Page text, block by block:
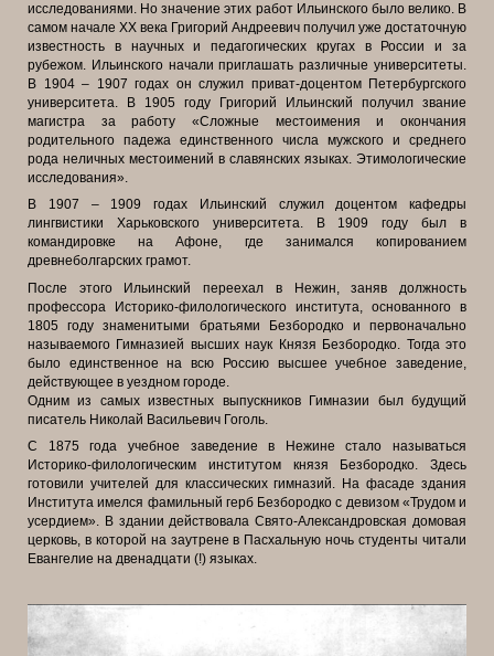
исследованиями. Но значение этих работ Ильинского было велико. В
самом начале ХХ века Григорий Андреевич получил уже достаточную
известность в научных и педагогических кругах в России и за
рубежом. Ильинского начали приглашать различные университеты.
В 1904 – 1907 годах он служил приват-доцентом Петербургского
университета. В 1905 году Григорий Ильинский получил звание
магистра за работу «Сложные местоимения и окончания
родительного падежа единственного числа мужского и среднего
рода неличных местоимений в славянских языках. Этимологические
исследования».
В 1907 – 1909 годах Ильинский служил доцентом кафедры
лингвистики Харьковского университета. В 1909 году был в
командировке на Афоне, где занимался копированием
древнеболгарских грамот.
После этого Ильинский переехал в Нежин, заняв должность
профессора Историко-филологического института, основанного в
1805 году знаменитыми братьями Безбородко и первоначально
называемого Гимназией высших наук Князя Безбородко. Тогда это
было единственное на всю Россию высшее учебное заведение,
действующее в уездном городе.
Одним из самых известных выпускников Гимназии был будущий
писатель Николай Васильевич Гоголь.
С 1875 года учебное заведение в Нежине стало называться
Историко-филологическим институтом князя Безбородко. Здесь
готовили учителей для классических гимназий. На фасаде здания
Института имелся фамильный герб Безбородко с девизом «Трудом и
усердием». В здании действовала Свято-Александровская домовая
церковь, в которой на заутрене в Пасхальную ночь студенты читали
Евангелие на двенадцати (!) языках.